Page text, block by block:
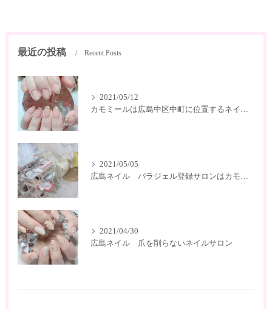
最近の投稿 Recent Posts
2021/05/12
カモミールは広島中区中町に位置するネイルサロン
2021/05/05
広島ネイル パラジェル登録サロンはカモミール
2021/04/30
広島ネイル 爪を削らないネイルサロン